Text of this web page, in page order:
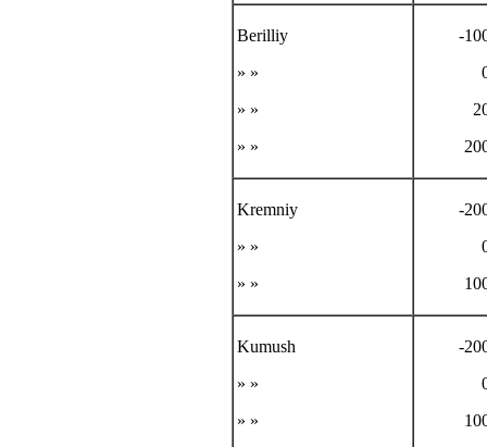
Berilliy
» »
» »
» »
-
Kremniy
» »
» »
-
Kumush
» »
» »
-